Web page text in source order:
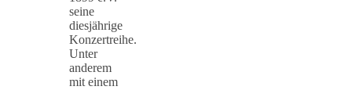
seine
diesjährige
Konzertreihe.
Unter
anderem
mit einem